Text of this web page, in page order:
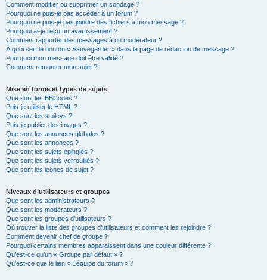
Comment modifier ou supprimer un sondage ?
Pourquoi ne puis-je pas accéder à un forum ?
Pourquoi ne puis-je pas joindre des fichiers à mon message ?
Pourquoi ai-je reçu un avertissement ?
Comment rapporter des messages à un modérateur ?
À quoi sert le bouton « Sauvegarder » dans la page de rédaction de message ?
Pourquoi mon message doit être validé ?
Comment remonter mon sujet ?
Mise en forme et types de sujets
Que sont les BBCodes ?
Puis-je utiliser le HTML ?
Que sont les smileys ?
Puis-je publier des images ?
Que sont les annonces globales ?
Que sont les annonces ?
Que sont les sujets épinglés ?
Que sont les sujets verrouillés ?
Que sont les icônes de sujet ?
Niveaux d’utilisateurs et groupes
Que sont les administrateurs ?
Que sont les modérateurs ?
Que sont les groupes d’utilisateurs ?
Où trouver la liste des groupes d’utilisateurs et comment les rejoindre ?
Comment devenir chef de groupe ?
Pourquoi certains membres apparaissent dans une couleur différente ?
Qu’est-ce qu’un « Groupe par défaut » ?
Qu’est-ce que le lien « L’équipe du forum » ?